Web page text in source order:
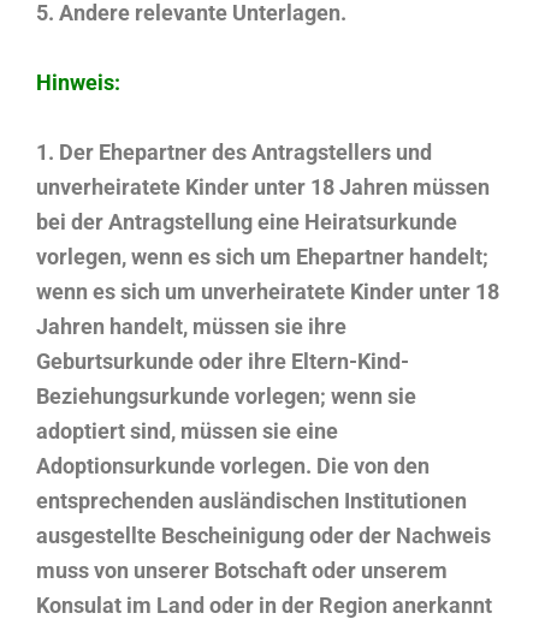
5. Andere relevante Unterlagen.
Hinweis:
1. Der Ehepartner des Antragstellers und
unverheiratete Kinder unter 18 Jahren müssen
bei der Antragstellung eine Heiratsurkunde
vorlegen, wenn es sich um Ehepartner handelt;
wenn es sich um unverheiratete Kinder unter 18
Jahren handelt, müssen sie ihre
Geburtsurkunde oder ihre Eltern-Kind-
Beziehungsurkunde vorlegen; wenn sie
adoptiert sind, müssen sie eine
Adoptionsurkunde vorlegen. Die von den
entsprechenden ausländischen Institutionen
ausgestellte Bescheinigung oder der Nachweis
muss von unserer Botschaft oder unserem
Konsulat im Land oder in der Region anerkannt